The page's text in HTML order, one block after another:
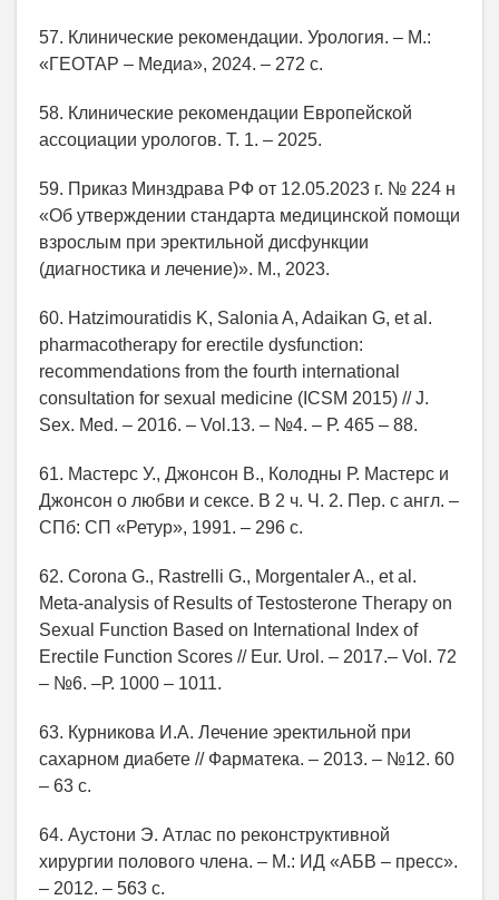
57. Клинические рекомендации. Урология. – М.:
«ГЕОТАР – Медиа», 2024. – 272 с.
58. Клинические рекомендации Европейской
ассоциации урологов. Т. 1. – 2025.
59. Приказ Минздрава РФ от 12.05.2023 г. № 224 н
«Об утверждении стандарта медицинской помощи
взрослым при эректильной дисфункции
(диагностика и лечение)». М., 2023.
60. Hatzimouratidis K, Salonia A, Adaikan G, et al.
pharmacotherapy for erectile dysfunction:
recommendations from the fourth international
consultation for sexual medicine (ICSM 2015) // J.
Sex. Med. – 2016. – Vol.13. – №4. – Р. 465 – 88.
61. Мастерс У., Джонсон В., Колодны Р. Мастерс и
Джонсон о любви и сексе. В 2 ч. Ч. 2. Пер. с англ. –
СПб: СП «Ретур», 1991. – 296 с.
62. Corona G., Rastrelli G., Morgentaler A., et al.
Meta-analysis of Results of Testosterone Therapy on
Sexual Function Based on International Index of
Erectile Function Scores // Eur. Urol. – 2017.– Vol. 72
– №6. –Р. 1000 – 1011.
63. Курникова И.А. Лечение эректильной при
сахарном диабете // Фарматека. – 2013. – №12. 60
– 63 с.
64. Аустони Э. Атлас по реконструктивной
хирургии полового члена. – М.: ИД «АБВ – пресс».
– 2012. – 563 с.